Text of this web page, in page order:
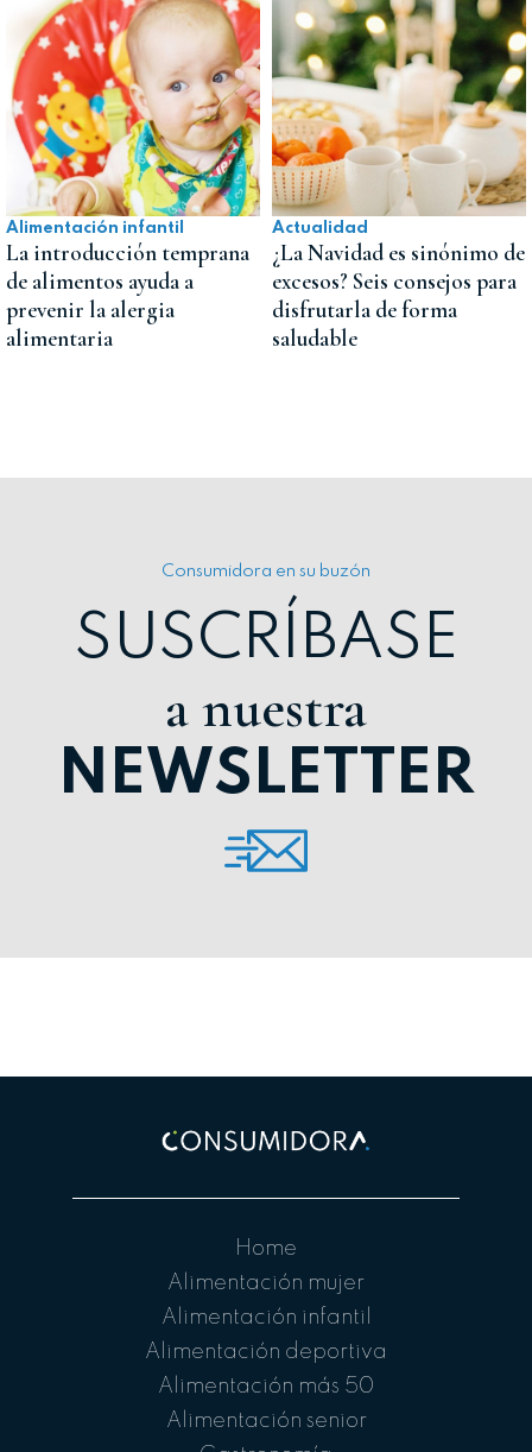
Alimentación infantil
La introducción temprana
de alimentos ayuda a
prevenir la alergia
alimentaria
Actualidad
¿La Navidad es sinónimo de
excesos? Seis consejos para
disfrutarla de forma
saludable
Consumidora en su buzón
SUSCRÍBASE
a nuestra
NEWSLETTER
Home
Alimentación mujer
Alimentación infantil
Alimentación deportiva
Alimentación más 50
Alimentación senior